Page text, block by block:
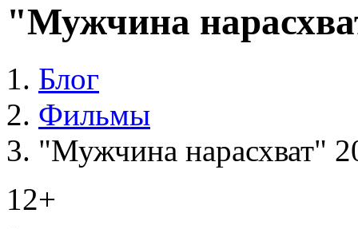
"Мужчина
Блог
Фильмы
"Мужчина нарасхват"
12+